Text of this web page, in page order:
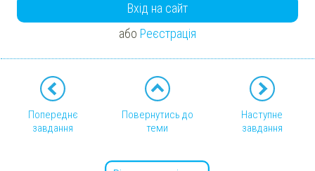
Вхід на сайт
або Реєстрація
Попереднє
завдання
Повернутись до
теми
Наступне
завдання